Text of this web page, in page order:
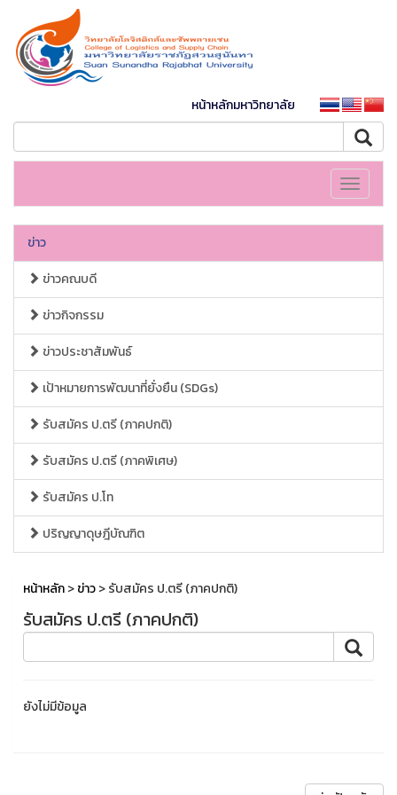
หน้าหลักมหาวิทยาลัย
Toggle
ข่าว
ข่าวคณบดี
ข่าวกิจกรรม
ข่าวประชาสัมพันธ์
เป้าหมายการพัฒนาที่ยั่งยืน (SDGs)
รับสมัคร ป.ตรี (ภาคปกติ)
รับสมัคร ป.ตรี (ภาคพิเศษ)
รับสมัคร ป.โท
ปริญญาดุษฎีบัณฑิต
หน้าหลัก>ข่าว> รับสมัคร ป.ตรี (ภาคปกติ)
รับสมัคร ป.ตรี (ภาคปกติ)
ยังไม่มีข้อมูล